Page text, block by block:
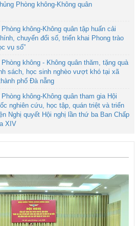
Phòng không-Không quân
không-Không quân tập huấn cải
chuyển đổi số, triển khai Phong trào
vụ số”
không - Không quân thăm, tặng quà
sách, học sinh nghèo vượt khó tại xã
phố Đà nẵng
không-Không quân tham gia Hội
nghiên cứu, học tập, quán triệt và triển
Nghị quyết Hội nghị lần thứ ba Ban Chấp
XIV